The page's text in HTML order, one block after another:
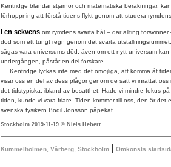
Kentridge blandar stjärnor och matematiska beräkningar,
förhoppning att förstå tidens flykt genom att studera
I en sekvens om rymdens svarta hål – där allting försvinner
död som ett tungt regn genom det svarta
sägas vara universums död, även om ett nytt universum kan
undergången, påstår en del forskare.
Kentridge lyckas inte med det omöjliga, att komma åt
visar oss en del av dess plågor genom de sätt vi inrättat
det tidstypiska, ibland av besatthet. Hade vi mindre fokus
tiden, kunde vi vara friare. Tiden kommer till oss, den är det
svenska fysikern Bodil Jönsson påpekat.
Stockholm 2019-11-19 © Niels Hebert
Kummelholmen, Vårberg, Stockholm | Omkonsts